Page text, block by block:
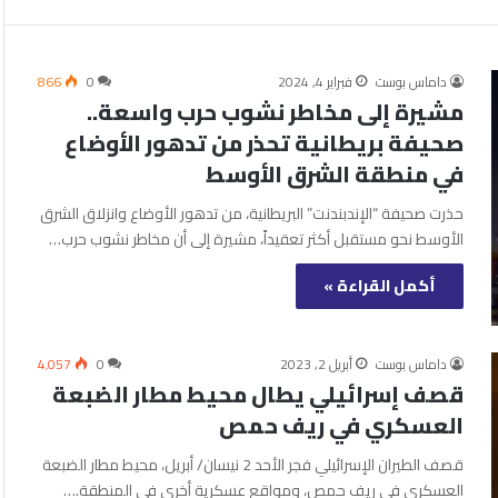
داماس بوست فبراير 4, 2024 0
866
مشيرة إلى مخاطر نشوب حرب واسعة..
صحيفة بريطانية تحذر من تدهور الأوضاع
في منطقة الشرق الأوسط
حذرت صحيفة “الإندبندنت” البريطانية، من تدهور الأوضاع وانزلاق الشرق
الأوسط نحو مستقبل أكثر تعقيداً، مشيرة إلى أن مخاطر نشوب حرب…
أكمل القراءة »
داماس بوست أبريل 2, 2023 0 4٬057
قصف إسرائيلي يطال محيط مطار الضبعة
العسكري في ريف حمص
قصف الطيران الإسرائيلي فجر الأحد 2 نيسان/ أبريل، محيط مطار الضبعة
العسكري في ريف حمص، ومواقع عسكرية أخرى في المنطقة.…